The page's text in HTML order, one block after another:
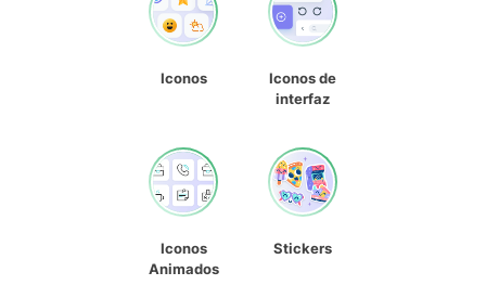
Iconos
Iconos de
interfaz
Iconos
Animados
Stickers